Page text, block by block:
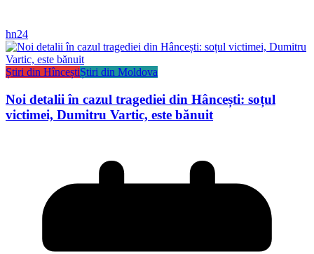
hn24
Știri din HînceștiȘtiri din Moldova
Noi detalii în cazul tragediei din Hâncești: soțul
victimei, Dumitru Vartic, este bănuit